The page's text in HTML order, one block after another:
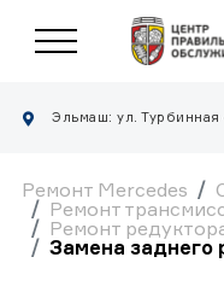
Эльмаш: ул. Турбинная
Ремонт Mercedes
Ремонт
Ремонт
Замена заднего